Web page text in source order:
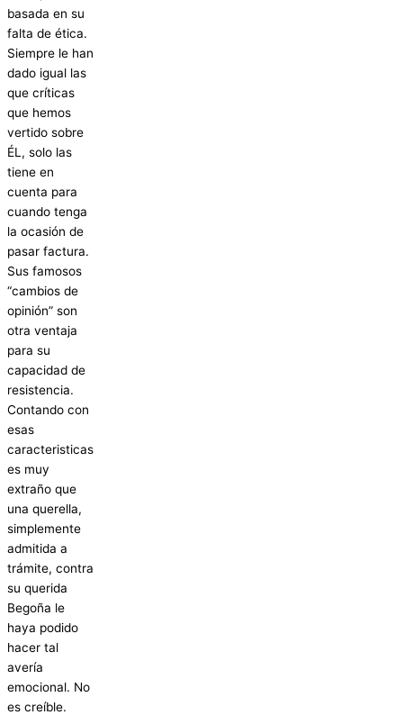
basada en su
falta de ética.
Siempre le han
dado igual las
que críticas
que hemos
vertido sobre
ÉL, solo las
tiene en
cuenta para
cuando tenga
la ocasión de
pasar factura.
Sus famosos
“cambios de
opinión” son
otra ventaja
para su
capacidad de
resistencia.
Contando con
esas
caracteristicas
es muy
extraño que
una querella,
simplemente
admitida a
trámite, contra
su querida
Begoña le
haya podido
hacer tal
avería
emocional. No
es creíble.